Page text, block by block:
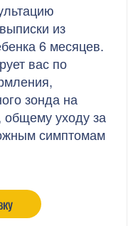
из
6 месяцев.
вас по
зонда на
общему уходу за
симптомам